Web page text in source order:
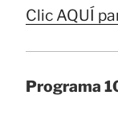
Clic AQUÍ
Programa